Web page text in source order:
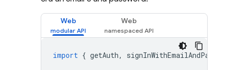
Web Web
import { getAuth,